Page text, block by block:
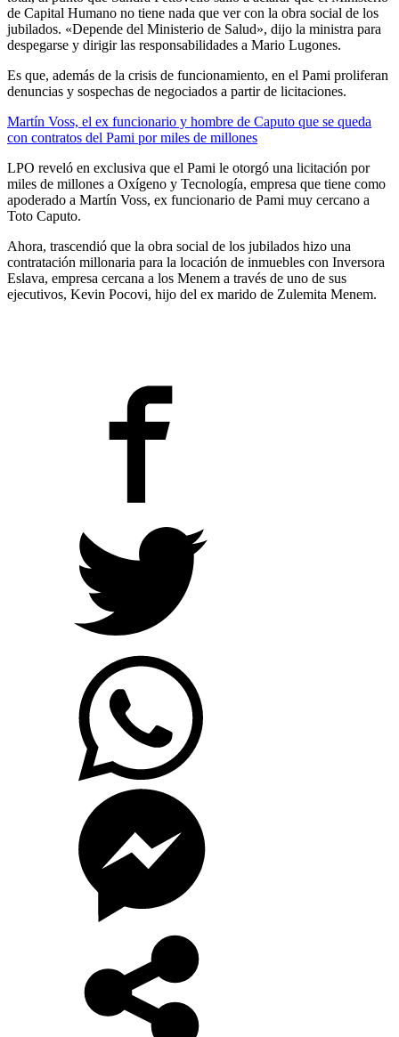
de Capital Humano no tiene nada que ver con la obra social de los
jubilados. «Depende del Ministerio de Salud», dijo la ministra para
despegarse y dirigir las responsabilidades a Mario Lugones.
Es que, además de la crisis de funcionamiento, en el Pami proliferan
denuncias y sospechas de negociados a partir de licitaciones.
Martín Voss, el ex funcionario y hombre de Caputo que se queda
con contratos del Pami por miles de millones
LPO reveló en exclusiva que el Pami le otorgó una licitación por
miles de millones a Oxígeno y Tecnología, empresa que tiene como
apoderado a Martín Voss, ex funcionario de Pami muy cercano a
Toto Caputo.
Ahora, trascendió que la obra social de los jubilados hizo una
contratación millonaria para la locación de inmuebles con Inversora
Eslava, empresa cercana a los Menem a través de uno de sus
ejecutivos, Kevin Pocovi, hijo del ex marido de Zulemita Menem.